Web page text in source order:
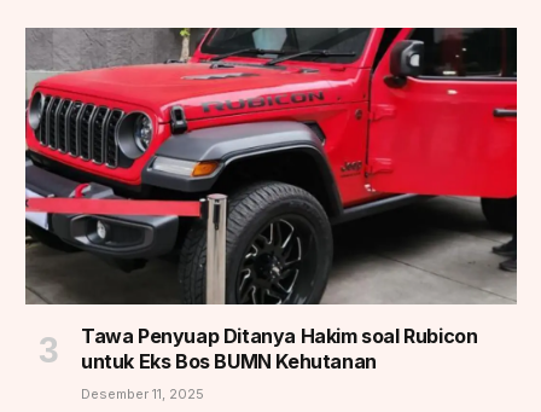
Tawa Penyuap Ditanya Hakim soal Rubicon
untuk Eks Bos BUMN Kehutanan
Desember 11, 2025